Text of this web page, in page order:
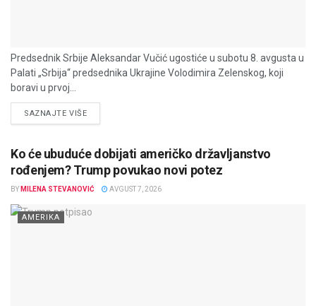
Predsednik Srbije Aleksandar Vučić ugostiće u subotu 8. avgusta u
Palati „Srbija“ predsednika Ukrajine Volodimira Zelenskog, koji
boravi u prvoj...
SAZNAJTE VIŠEDETAILS
Ko će ubuduće dobijati američko državljanstvo
rođenjem? Trump povukao novi potez
BY MILENA STEVANOVIĆ AVGUST 7, 2026
AMERIKA